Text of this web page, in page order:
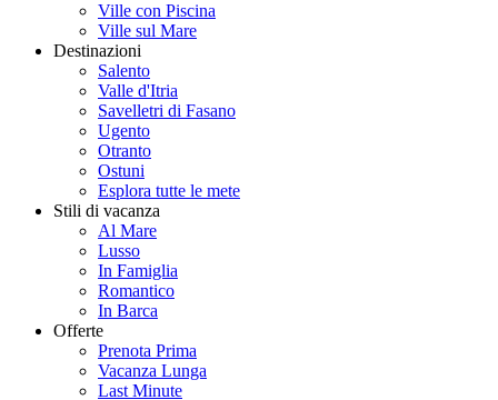
Ville con Piscina
Ville sul Mare
Destinazioni
Salento
Valle d'Itria
Savelletri di Fasano
Ugento
Otranto
Ostuni
Esplora tutte le mete
Stili di vacanza
Al Mare
Lusso
In Famiglia
Romantico
In Barca
Offerte
Prenota Prima
Vacanza Lunga
Last Minute